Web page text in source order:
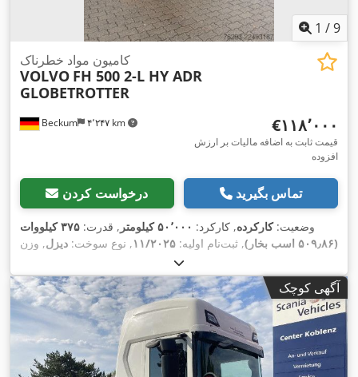
1 /9
Beckum ۴٬۲۴۷ km
کامیون مواد خطرناک
VOLVO FH 500 2-L HY ADR
GLOBETROTTER
‎€۱۱۸٬۰۰۰
قیمت ثابت به اضافه مالیات بر ارزش
افزوده
درخواست کردن تماس بگیرید
وضعیت:کارکرده, کارکرد: ۵۰٬۰۰۰ کیلومتر , قدرت:
۳۷۵ کیلووات
(۵۰۹٫۸۶ اسب بخار)
, ثبت‌نام اولیه: ۱۱/۲۰۲۵, نوع سوخت: دیزل, وزن
, پیکربندی محور:
خاکستری, نوع چرخ‌دنده:خودکار, کلاس انتشار:یورو ۶ , تجهیزات:
اِی‌بی‌اِس‎, بخاری پارکینگ, برنامه پایداری الکترونیکی (ESP), سیستم
ناوبری, فیلتر دوده,
آگهی کوچک